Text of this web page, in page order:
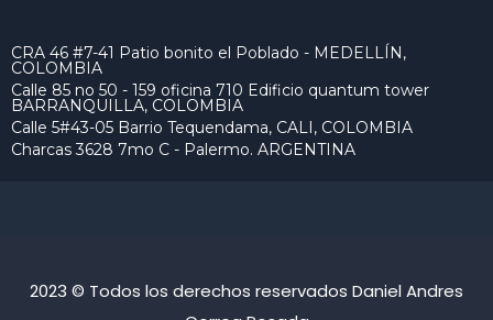
CRA 46 #7-41 Patio bonito el Poblado - MEDELLÍN,
COLOMBIA
Calle 85 no 50 - 159 oficina 710 Edificio quantum tower
BARRANQUILLA, COLOMBIA
Calle 5#43-05 Barrio Tequendama, CALI, COLOMBIA
Charcas 3628 7mo C - Palermo. ARGENTINA
2023 © Todos los derechos reservados Daniel Andres